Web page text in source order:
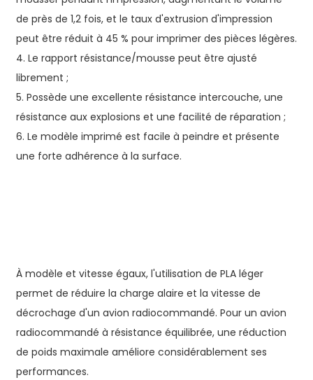
de près de 1,2 fois, et le taux d'extrusion d'impression
peut être réduit à 45 % pour imprimer des pièces légères.
4. Le rapport résistance/mousse peut être ajusté
librement ;
5. Possède une excellente résistance intercouche, une
résistance aux explosions et une facilité de réparation ;
6. Le modèle imprimé est facile à peindre et présente
une forte adhérence à la surface.
À modèle et vitesse égaux, l'utilisation de PLA léger
permet de réduire la charge alaire et la vitesse de
décrochage d'un avion radiocommandé. Pour un avion
radiocommandé à résistance équilibrée, une réduction
de poids maximale améliore considérablement ses
performances.